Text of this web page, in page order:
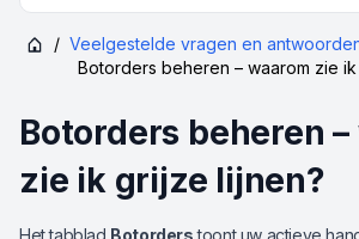
/ Veelgestelde vragen en
Botorders beheren – waarom zie
Botorders beheren
zie ik grijze lijnen?
Het tabblad Botorderstoont uw actieve